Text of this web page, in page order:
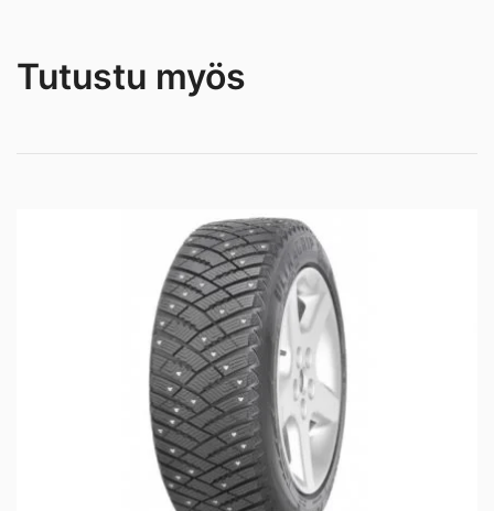
Tutustu myös